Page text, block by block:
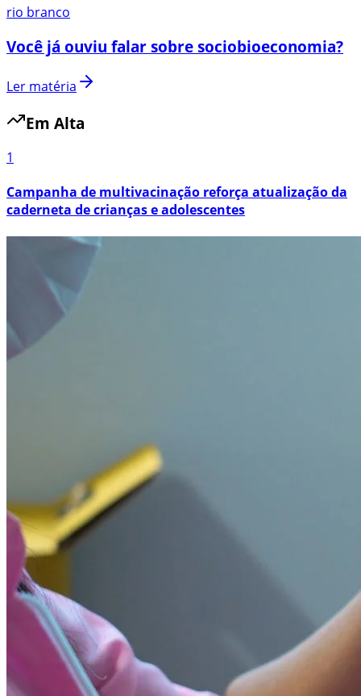
rio branco
Você já ouviu falar sobre sociobioeconomia?
Ler matéria
Em Alta
1
Campanha de multivacinação reforça atualização da
caderneta de crianças e adolescentes